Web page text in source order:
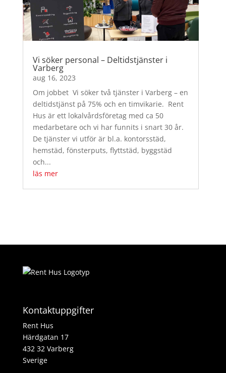
Vi söker personal – Deltidstjänster i
Varberg
aug 16, 2023
Om jobbet Vi söker två tjänster i Varberg – en
deltidstjänst på 75% och en timvikarie. Rent
Hus är ett lokalvårdsföretag med ca 50
medarbetare och vi har funnits i snart 30 år.
De tjänster vi utför är bl.a. kontorsstäd,
hemstäd, fönsterputs, flyttstäd, byggstäd
och...
läs mer
Kontaktuppgifter
Rent Hus
Härdgatan 17
432 32 Varberg
Sverige